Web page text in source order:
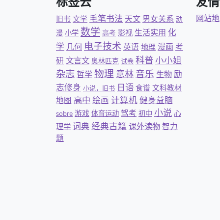
旧书 文学 毛笔书法 天文 男女关系 动
漫 小学 数学 高考 影视 生活实用 化
学 几何 电子技术 英语 地理 漫画 考
研 文言文 奥林匹克 试卷 科普小小姐
杂志 哲学 物理 意林 音乐 生物 励
志修身 小说，旧书 日语 食谱 文科教材
地图 高中 绘画 计算机健身益脑
sobre 游戏 体育运动 驾考 初中 小说 心
理学 词典经典古籍 课外读物智力
题
网站